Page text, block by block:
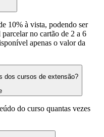
10% à vista, podendo ser
no cartão de 2 a 6
apenas o valor da
dos cursos de extensão?
do curso quantas vezes